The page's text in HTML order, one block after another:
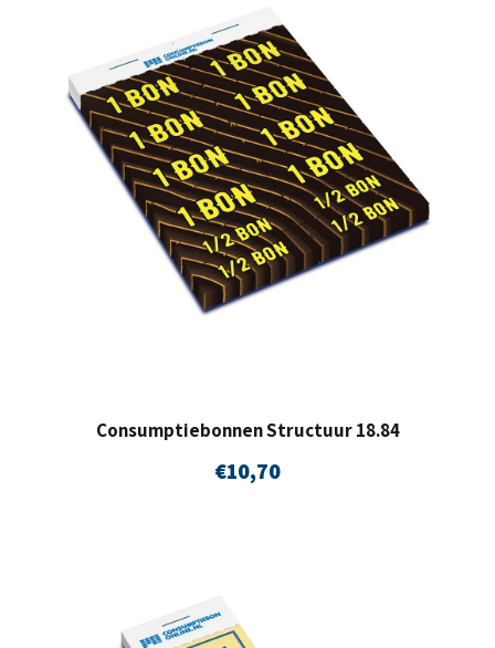
Consumptiebonnen Structuur 18.84
€10,70